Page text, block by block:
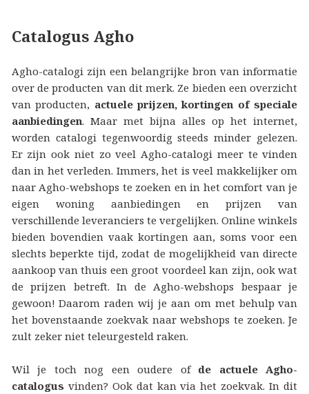
Catalogus Agho
Agho-catalogi zijn een belangrijke bron van informatie
over de producten van dit merk. Ze bieden een overzicht
van producten, actuele prijzen, kortingen of speciale
aanbiedingen. Maar met bijna alles op het internet,
worden catalogi tegenwoordig steeds minder gelezen.
Er zijn ook niet zo veel Agho-catalogi meer te vinden
dan in het verleden. Immers, het is veel makkelijker om
naar Agho-webshops te zoeken en in het comfort van je
eigen woning aanbiedingen en prijzen van
verschillende leveranciers te vergelijken. Online winkels
bieden bovendien vaak kortingen aan, soms voor een
slechts beperkte tijd, zodat de mogelijkheid van directe
aankoop van thuis een groot voordeel kan zijn, ook wat
de prijzen betreft. In de Agho-webshops bespaar je
gewoon! Daarom raden wij je aan om met behulp van
het bovenstaande zoekvak naar webshops te zoeken. Je
zult zeker niet teleurgesteld raken.
Wil je toch nog een oudere of de actuele Agho-
catalogus vinden? Ook dat kan via het zoekvak. In dit